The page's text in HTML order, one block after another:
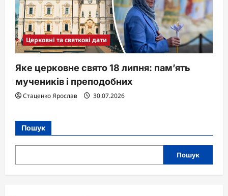
Церковні та святкові дати
Яке церковне свято 18 липня: пам’ять
мучеників і преподобних
Стаценко Ярослав 30.07.2026
Пошук
Пошук